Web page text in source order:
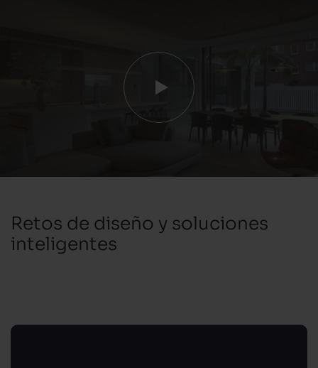
Retos de diseño y soluciones
inteligentes